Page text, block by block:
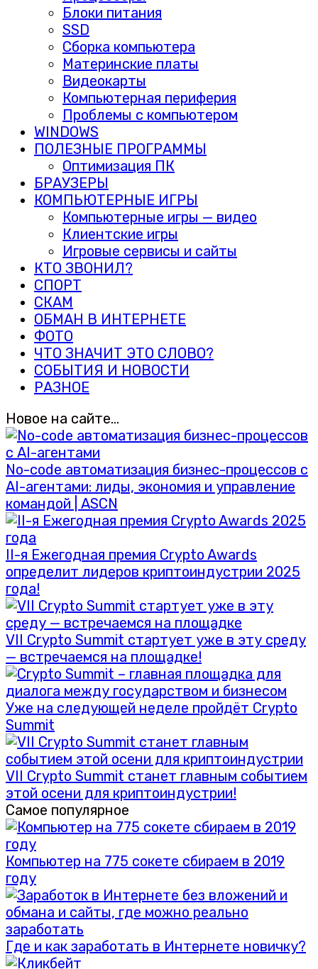
Блоки питания
SSD
Сборка компьютера
Материнские платы
Видеокарты
Компьютерная периферия
Проблемы с компьютером
WINDOWS
ПОЛЕЗНЫЕ ПРОГРАММЫ
Оптимизация ПК
БРАУЗЕРЫ
КОМПЬЮТЕРНЫЕ ИГРЫ
Компьютерные игры — видео
Клиентские игры
Игровые сервисы и сайты
КТО ЗВОНИЛ?
СПОРТ
СКАМ
ОБМАН В ИНТЕРНЕТЕ
ФОТО
ЧТО ЗНАЧИТ ЭТО СЛОВО?
СОБЫТИЯ И НОВОСТИ
РАЗНОЕ
Новое на сайте…
No-code автоматизация бизнес-процессов с
AI-агентами: лиды, экономия и управление
командой | ASCN
II-я Ежегодная премия Crypto Awards
определит лидеров криптоиндустрии 2025
года!
VII Crypto Summit стартует уже в эту среду
— встречаемся на площадке!
Уже на следующей неделе пройдёт Crypto
Summit
VII Crypto Summit станет главным событием
этой осени для криптоиндустрии!
Самое популярное
Компьютер на 775 сокете сбираем в 2019
году
Где и как заработать в Интернете новичку?